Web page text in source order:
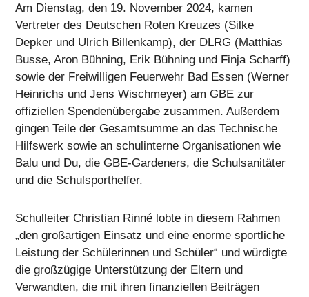
Am Dienstag, den 19. November 2024, kamen
Vertreter des Deutschen Roten Kreuzes (Silke
Depker und Ulrich Billenkamp), der DLRG (Matthias
Busse, Aron Bühning, Erik Bühning und Finja Scharff)
sowie der Freiwilligen Feuerwehr Bad Essen (Werner
Heinrichs und Jens Wischmeyer) am GBE zur
offiziellen Spendenübergabe zusammen. Außerdem
gingen Teile der Gesamtsumme an das Technische
Hilfswerk sowie an schulinterne Organisationen wie
Balu und Du, die GBE-Gardeners, die Schulsanitäter
und die Schulsporthelfer.
Schulleiter Christian Rinné lobte in diesem Rahmen
„den großartigen Einsatz und eine enorme sportliche
Leistung der Schülerinnen und Schüler“ und würdigte
die großzügige Unterstützung der Eltern und
Verwandten, die mit ihren finanziellen Beiträgen